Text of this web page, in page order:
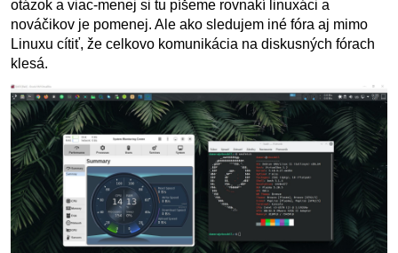
otázok a viac-menej si tu píšeme rovnakí linuxáci a
nováčikov je pomenej. Ale ako sledujem iné fóra aj mimo
Linuxu cítiť, že celkovo komunikácia na diskusných fórach
klesá.